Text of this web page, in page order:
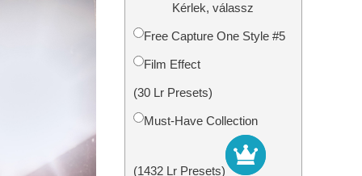
Fotó -helyreállítási szolgáltatások
Kérlek, válassz
Free Capture One Style #5
Film Effect
(30 Lr Presets)
Must-Have Collection
(1432 Lr Presets)